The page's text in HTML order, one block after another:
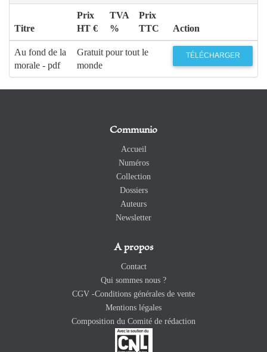
Titre
Prix
HT €
TVA
%
Prix
TTC
Action
Au fond de la
morale - pdf
Gratuit pour tout le
monde
TÉLÉCHARGER
Communio
Accueil
Numéros
Collection
Dossiers
Auteurs
Newsletter
A propos
Contact
Qui sommes nous ?
CGV -Conditions générales de vente
Mentions légales
Composition du Comité de rédaction